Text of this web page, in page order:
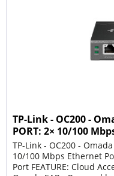
TP-Link - OC200 -
PORT: 2× 10/100
TP-Link - OC200 -
10/100 Mbps Ethernet
Port FEATURE: Cloud